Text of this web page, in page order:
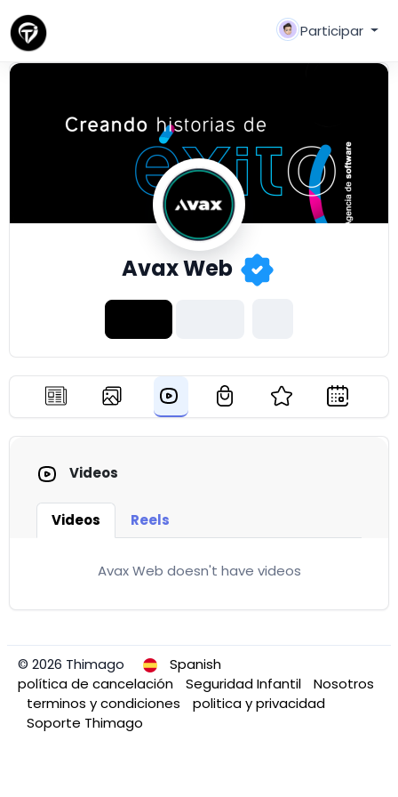
Participar
Avax Web
Videos
Videos Reels
Avax Web doesn't have videos
© 2026 Thimago
Spanish
política de cancelación
Seguridad Infantil
Nosotros
terminos y condiciones
politica y privacidad
Soporte Thimago